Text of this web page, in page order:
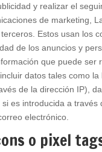
y realizar el
de marketing,
Estos usan los
de los anuncios y
que puede ser
datos tales como la
de la dirección IP),
es introducida a través
electrónico.
o pixel